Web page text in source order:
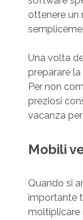
ottenere un
Una volta
preparare
Per non
preziosi
vacanza
Mobili
Quando si
importante
moltiplicare